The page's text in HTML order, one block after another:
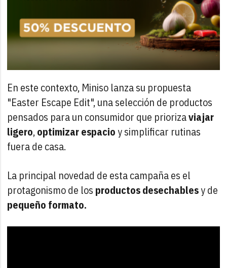
En este contexto, Miniso lanza su propuesta
"Easter Escape Edit", una selección de productos
pensados para un consumidor que priorizaviajar
ligero,optimizarespacioy simplificar rutinas
fuera de casa.
La principal novedad de esta campaña es el
protagonismo de los productosdesechablesy de
pequeño formato.